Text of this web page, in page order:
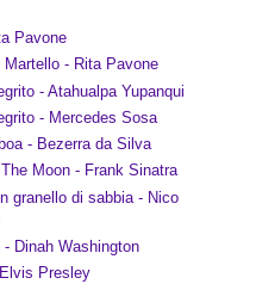
Pavone
Martello - Rita Pavone
- Atahualpa Yupanqui
- Mercedes Sosa
- Bezerra da Silva
Moon - Frank Sinatra
granello di sabbia - Nico
- Dinah Washington
Presley